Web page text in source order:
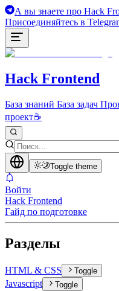
А вы знаете про Hack
Присоединяйтесь в
Hack Frontend
База знаний База задач
проект☕
Toggle theme
Войти
Hack Frontend
Гайд по подготовке
Разделы
HTML & CSS Toggle
Javascript Toggle